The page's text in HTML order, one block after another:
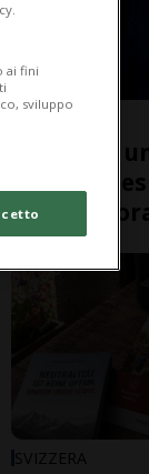
SVIZZERA
Dazi Usa:
shock gli
sono
SVIZZERA
ai fini
sviluppo